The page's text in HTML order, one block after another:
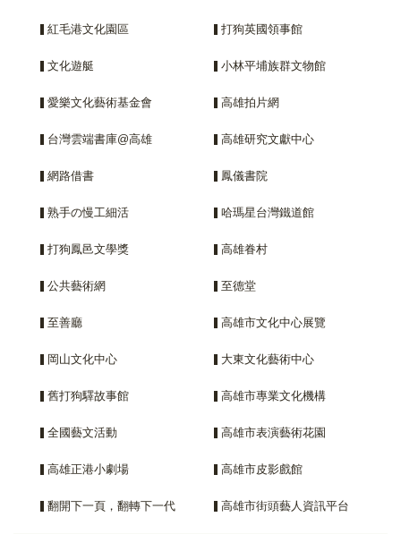
紅毛港文化園區 打狗英國領事館
文化遊艇 小林平埔族群文物館
愛樂文化藝術基金會 高雄拍片網
台灣雲端書庫@高雄 高雄研究文獻中心
網路借書 鳳儀書院
熟手の慢工細活 哈瑪星台灣鐵道館
打狗鳳邑文學獎 高雄眷村
公共藝術網 至德堂
至善廳 高雄市文化中心展覽
岡山文化中心 大東文化藝術中心
舊打狗驛故事館 高雄市專業文化機構
全國藝文活動 高雄市表演藝術花園
高雄正港小劇場 高雄市皮影戲館
翻開下一頁，翻轉下一代 高雄市街頭藝人資訊平台